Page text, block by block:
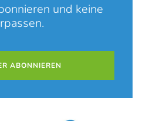
und keine
ABONNIEREN